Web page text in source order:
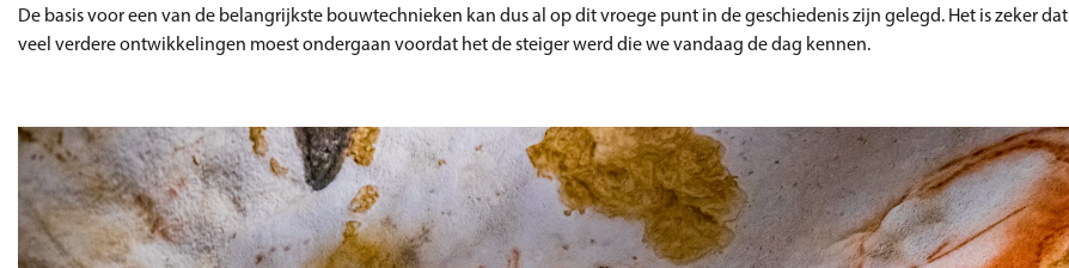
De basis voor een van de belangrijkste bouwtechnieken kan dus al op dit vroege punt in de geschiedenis zijn gelegd. Het is zeker
veel verdere ontwikkelingen moest ondergaan voordat het de steiger werd die we vandaag de dag kennen.